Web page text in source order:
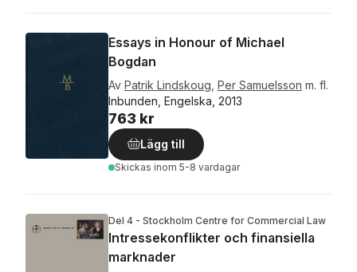
Essays in Honour of Michael
Bogdan
Av Patrik Lindskoug Per Samuelsson m. fl.
Inbunden, Engelska, 2013
763 kr
Lägg till
Skickas inom 5-8 vardagar
Del 4 - Stockholm Centre for Commercial Law
Intressekonflikter och finansiella
marknader